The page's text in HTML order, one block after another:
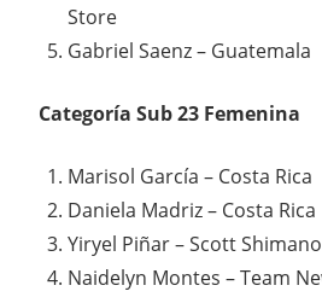
Store
Gabriel Saenz – Guatemala
Categoría Sub 23 Femenina
Marisol García – Costa Rica
Daniela Madriz – Costa Rica
Yiryel Piñar – Scott Shimano
Naidelyn Montes – Team